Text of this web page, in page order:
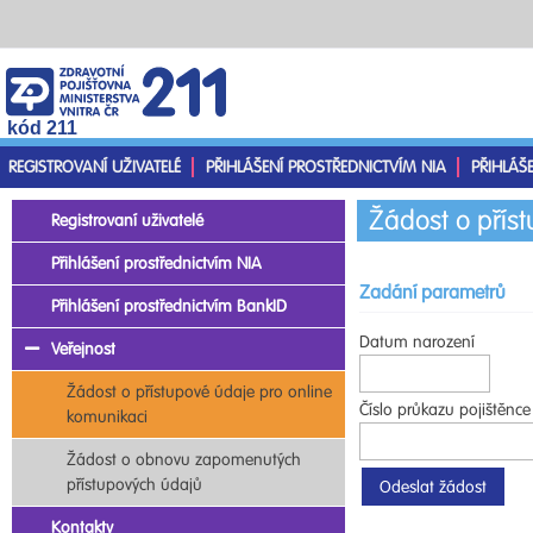
kód 211
REGISTROVANÍ UŽIVATELÉ
PŘIHLÁŠENÍ PROSTŘEDNICTVÍM NIA
Žádost o
Zadání parametrů
Datum narození
Číslo průkazu pojištěnce
Registrovaní uživatelé
Přihlášení prostřednictvím NIA
Přihlášení prostřednictvím BankID
Veřejnost
Žádost o přístupové údaje pro online
komunikaci
Žádost o obnovu zapomenutých
přístupových údajů
Kontakty